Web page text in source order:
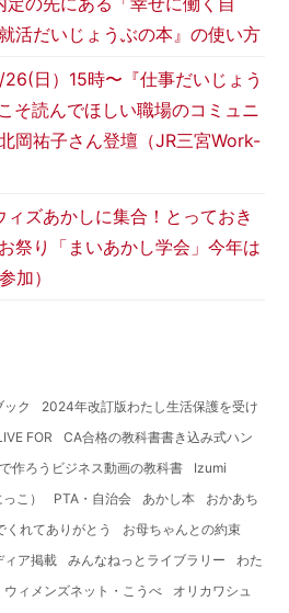
活だいじょうぶの本』の使い方
日）15時〜『仕事だいじょう
そ読んでほしい職場のコミュニ
岡祐子さん登壇（JR三宮Work-
ズあかしに集合！とっておき
祭り「まいあかし学会」今年は
加）
ク
2024年改訂版わたし生活保護を受け
FOR
CA合格の教科書書き込み式ハン
作ろうビジネス動画の教科書
Izumi
こ） PTA・自治会 あかし本
おかあち
くれてありがとう
お母ちゃんとの約束
ィア掲載 みんなねっとライブラリー
わた
ウィメンズネット・こうべ
オリカワシュ